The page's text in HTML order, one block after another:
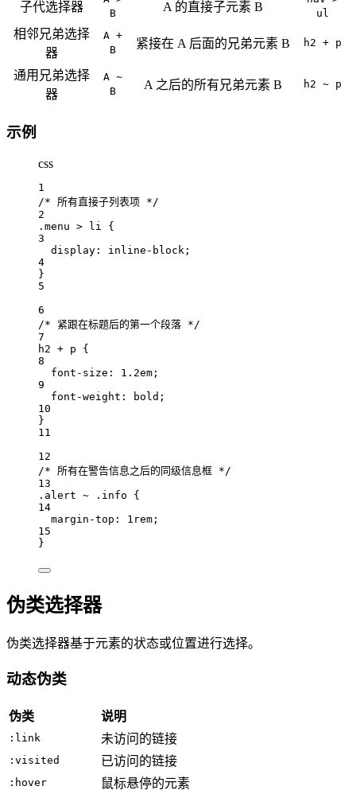
子代选择器
B
A 的直接子元素 B
ul
相邻兄弟选择
器
A +
B
紧接在 A 后面的兄弟元素 B h2 + p
通用兄弟选择
器
A ~
B
A 之后的所有兄弟元素 B h2 ~ p
示例
css
1
/* 所有直接子列表项 */
2
.menu > li
{
3
display: inline-block ;
4
}
5
6
/* 紧跟在标题后的第一个段落 */
7
h2 + p {
8
font-size: 1.2em ;
9
font-weight:
bold ;
10
}
11
12
/* 所有在警告信息之后的同级信息框 */
13
.alert ~ .info {
14
margin-top: 1 rem ;
15
}
伪类选择器
伪类选择器基于元素的状态或位置进行选择。
动态伪类
伪类 说明
:link 未访问的链接
:visited 已访问的链接
:hover 鼠标悬停的元素